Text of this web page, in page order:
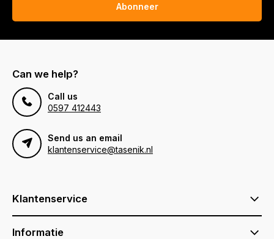
Abonneer
Can we help?
Call us
0597 412443
Send us an email
klantenservice@tasenik.nl
Klantenservice
Informatie